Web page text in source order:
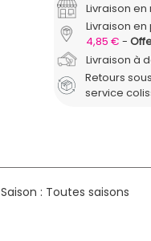
Livraison
Livraison
4,85 €
Livraison à
Retours
service
Saison : Toutes saisons